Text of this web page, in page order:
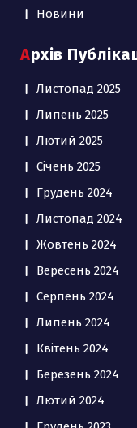
Новини
Архів
Листопад 2025
Липень 2025
Лютий 2025
Січень 2025
Грудень 2024
Листопад 2024
Жовтень 2024
Вересень 2024
Серпень 2024
Липень 2024
Квітень 2024
Березень 2024
Лютий 2024